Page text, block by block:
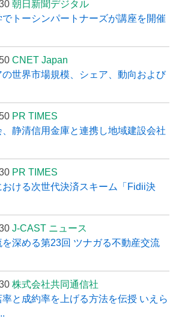
朝日新聞デジタル
トーシンパートナーズが講座を開催
CNET Japan
世界市場規模、シェア、動向および
PR TIMES
静清信用金庫と連携し地域建設会社
PR TIMES
ける次世代決済スキーム「Fidii決
J-CAST ニュース
深める第23回 ツナガる不動産交流
株式会社共同通信社
と成約率を上げる方法を伝授 いえら